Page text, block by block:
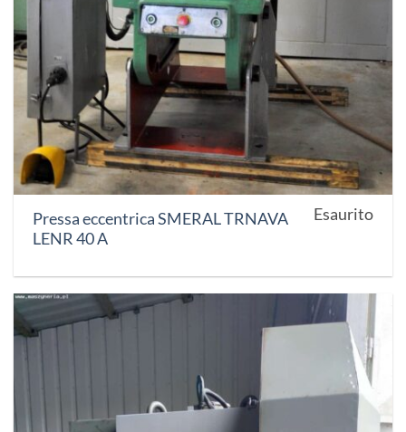
Pressa eccentrica SMERAL TRNAVA
LENR 40 A
Esaurito